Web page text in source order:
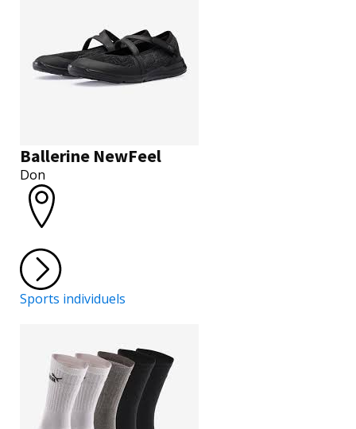
Ballerine NewFeel
Don
Sports individuels